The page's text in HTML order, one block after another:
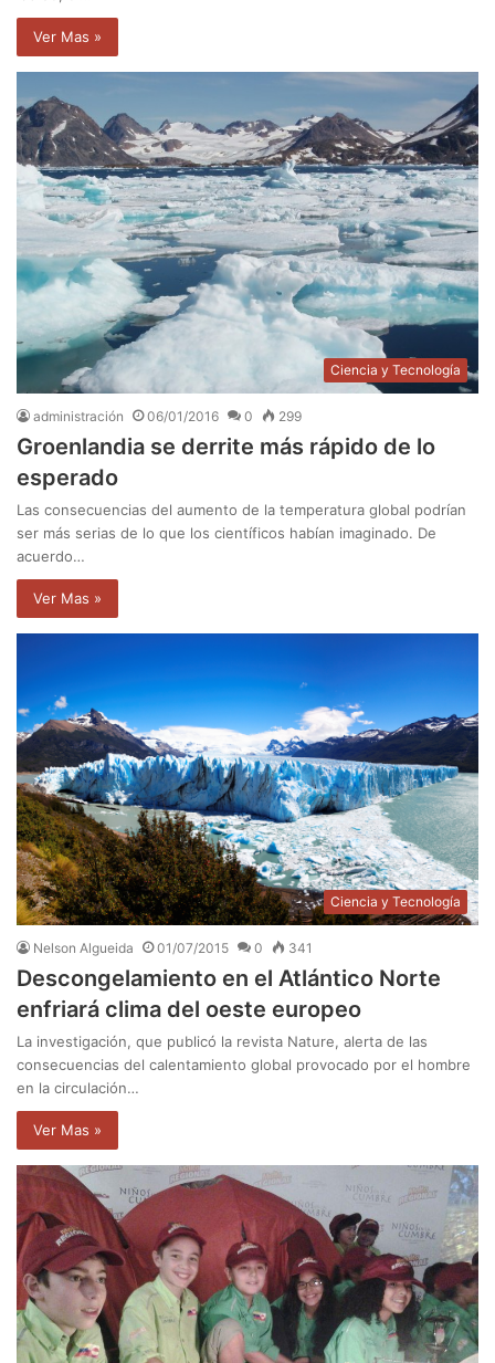
Ver Mas »
Ciencia y Tecnología
administración 06/01/2016 0 299
Groenlandia se derrite más rápido de lo
esperado
Las consecuencias del aumento de la temperatura global podrían
ser más serias de lo que los científicos habían imaginado. De
acuerdo…
Ver Mas »
Ciencia y Tecnología
Nelson Algueida 01/07/2015 0 341
Descongelamiento en el Atlántico Norte
enfriará clima del oeste europeo
La investigación, que publicó la revista Nature, alerta de las
consecuencias del calentamiento global provocado por el hombre
en la circulación…
Ver Mas »